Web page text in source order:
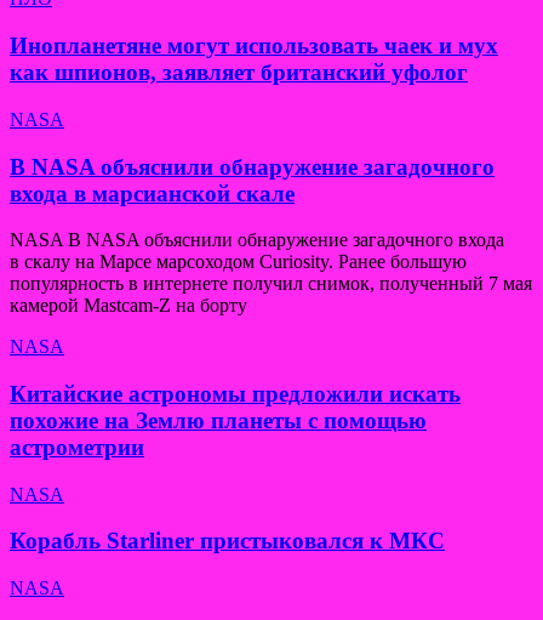
Инопланетяне могут использовать чаек и мух
как шпионов, заявляет британский уфолог
NASA
В NASA объяснили обнаружение загадочного
входа в марсианской скале
NASA В NASA объяснили обнаружение загадочного входа
в скалу на Марсе марсоходом Curiosity. Ранее большую
популярность в интернете получил снимок, полученный 7 мая
камерой Mastcam-Z на борту
NASA
Китайские астрономы предложили искать
похожие на Землю планеты с помощью
астрометрии
NASA
Корабль Starliner пристыковался к МКС
NASA